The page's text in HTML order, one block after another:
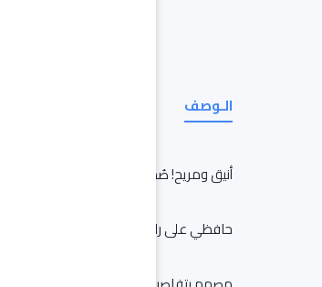
الـوصف
أنيق ومريح! صُمم هذا الحذاء لتوفير دعم
حافظي على راحتك وأناقتك في قدميك عند